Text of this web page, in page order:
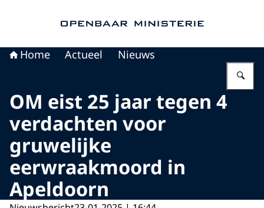
Home Actueel Nieuws
OM eist 25 jaar tegen 4
verdachten voor
gruwelijke
eerwraakmoord in
Apeldoorn